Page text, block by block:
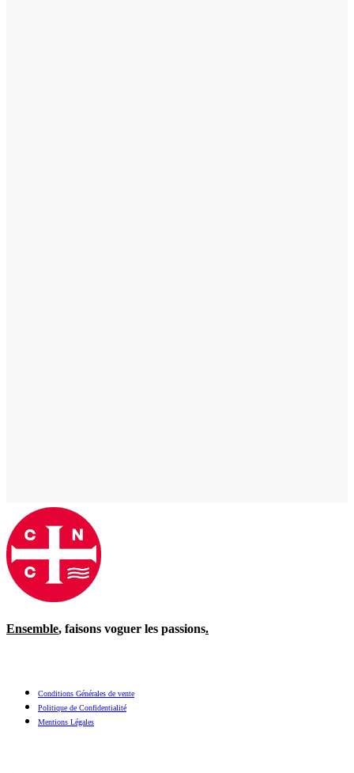
Ensemble, faisons voguer les passions.
Conditions Générales de vente
Politique de Confidentialité
Mentions Légales